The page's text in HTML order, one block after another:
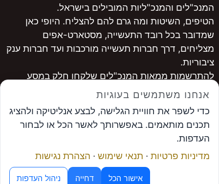
המנכ"לים והמנכ"ליות המובילים בישראל.
הטיפים, השיטות ומה גרם להם להצליח. היופי כאן
שמדובר בכל רובד התעשייה, מסטארט-אפים
מצליחים, דרך חברות תעשייה מורכבות ועד חברות ענק
ציבוריות.
להתרשמות ממאות המנכ"לים שלקחו חלק במסע
היכנסו ל www.ceopro.co.il
...............
אבי פרץ, מייסד פורום המנכ"לים ומנכ"ל פתרונות
אפקטיביים
מנוע ה-AI של פורום המנכ"לים
© פתרונות אפקטיביים
תיאום פגישה
אנחנו משתמשים בעוגיות
כדי לשפר את חוויית הגלישה, לבצע אנליטיקה ולהציג
תכנים מותאמים. באפשרותך לאשר הכל או לבחור
העדפות.
מדיניות פרטיות · תנאי שימוש · הצהרת נגישות
אישור הכל דחייה ניהול העדפות